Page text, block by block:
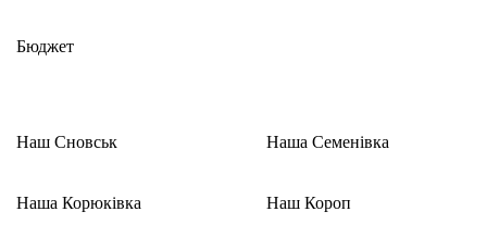
Бюджет
Наш Сновськ
Наша Корюківка
Наша Семенівка
Наш Короп